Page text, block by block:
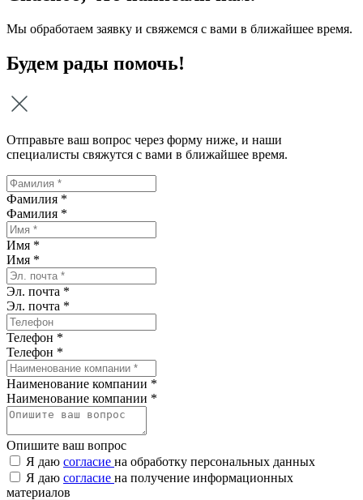
Мы обработаем заявку и свяжемся с вами в ближайшее время.
Будем рады помочь!
Отправьте ваш вопрос через форму ниже, и наши
специалисты свяжутся с вами в ближайшее время.
Фамилия *
Фамилия *
Имя *
Имя *
Эл. почта *
Эл. почта *
Телефон *
Телефон *
Наименование компании *
Наименование компании *
Опишите ваш вопрос
Я даю согласие на обработку персональных данных
Я даю согласие на получение информационных
материалов